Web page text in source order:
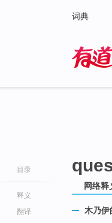
词典
目录
释义
翻译
网络释
木乃伊